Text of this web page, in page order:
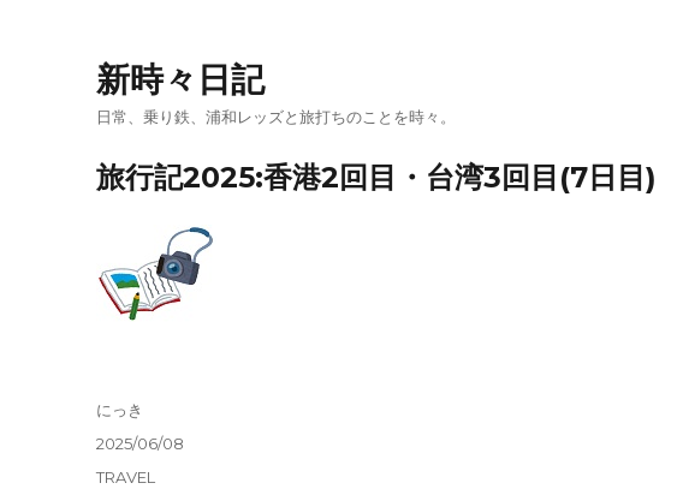
新時々日記
日常、乗り鉄、浦和レッズと旅打ちのことを時々。
旅行記2025:香港2回目・台湾3回目(7日目)
投
にっき
投
2025/06/08
カ
TRAVEL